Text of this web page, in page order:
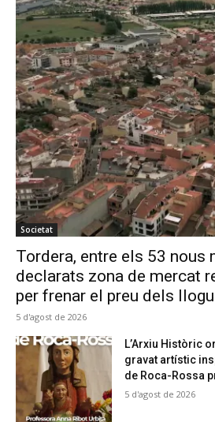
Societat
Tordera, entre els 53 nous
declarats zona de mercat
per frenar el preu dels
5 d'agost de 2026
L’Arxiu Històric
gravat artístic
de Roca-Rossa
5 d'agost de 2026